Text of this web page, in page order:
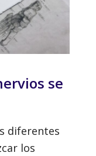
se
diferentes
los